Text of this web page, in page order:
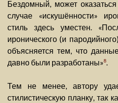
Бездомный, может
случае «искушённости»
стиль здесь уместен.
иронического (и
объясняется тем, что
давно были разработаны»8.
Тем не менее, автору
стилистическую планку, так